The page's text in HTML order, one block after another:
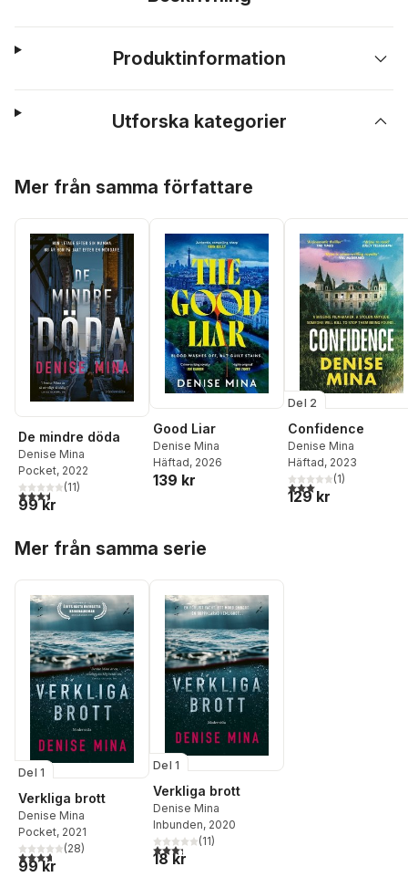
Produktinformation
Utforska kategorier
Mer från samma författare
De mindre döda
Denise Mina
Pocket, 2022
3,5utav 5 stjärnor. Totalt antal röster:
(11)
99 kr
Good Liar
Denise Mina
Häftad, 2026
139 kr
Del 2
Confidence
Denise Mina
Häftad, 2023
3,0utav 5 stjärnor.
(1)
129 kr
Mer från samma serie
Del 1
Verkliga brott
Denise Mina
Pocket, 2021
3,7utav 5 stjärnor. Totalt antal röster:
(28)
99 kr
Del 1
Verkliga brott
Denise Mina
Inbunden, 2020
3,3utav 5 stjärnor. Totalt antal röster:
(11)
18 kr